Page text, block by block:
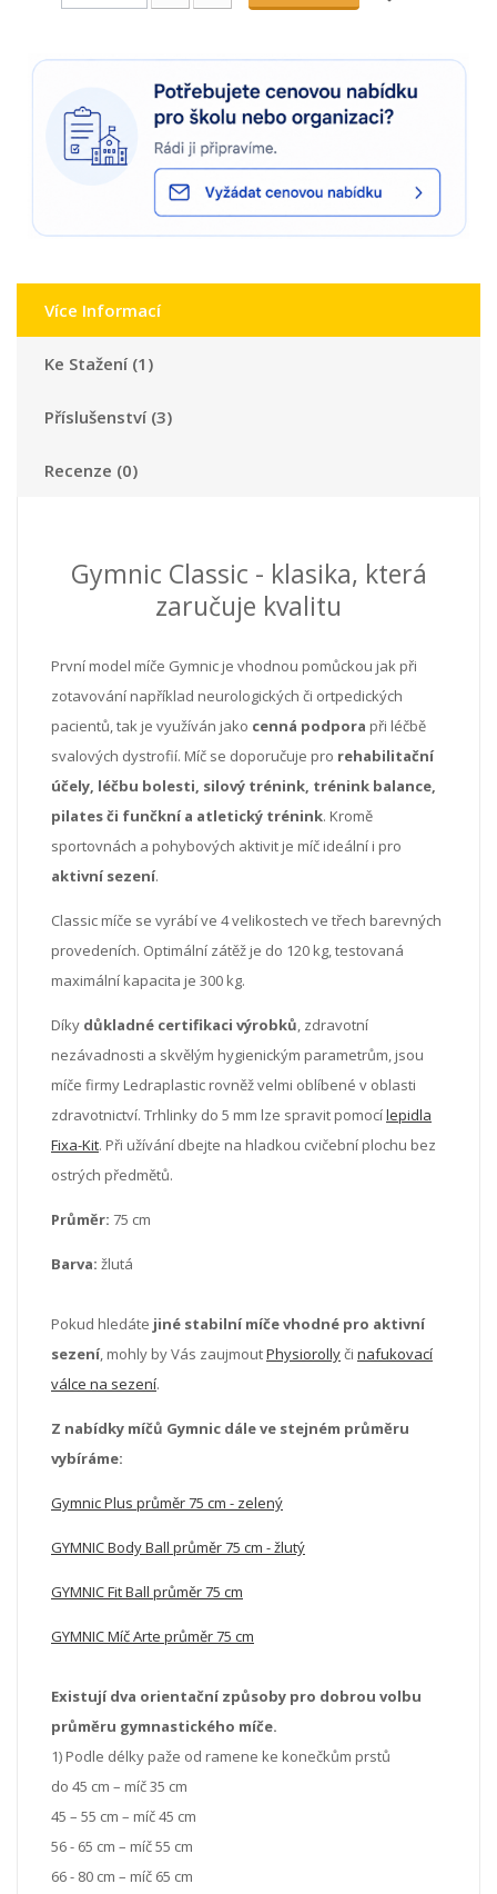
Více Informací
Ke Stažení (1)
Příslušenství (3)
Recenze (0)
Gymnic Classic - klasika, která
zaručuje kvalitu
První model míče Gymnic je vhodnou pomůckou jak při
zotavování například neurologických či ortpedických
pacientů, tak je využíván jako cenná podpora při léčbě
svalových dystrofií. Míč se doporučuje pro rehabilitační
účely, léčbu bolesti, silový trénink, trénink balance,
pilates či funčkní a atletický trénink. Kromě
sportovnách a pohybových aktivit je míč ideální i pro
aktivní sezení.
Classic míče se vyrábí ve 4 velikostech ve třech barevných
provedeních. Optimální zátěž je do 120 kg, testovaná
maximální kapacita je 300 kg.
Díky důkladné certifikaci výrobků , zdravotní
nezávadnosti a skvělým hygienickým parametrům, jsou
míče firmy Ledraplastic rovněž velmi oblíbené v oblasti
zdravotnictví. Trhlinky do 5 mm lze spravit pomocílepidla
Fixa-Kit. Při užívání dbejte na hladkou cvičební plochu bez
ostrých předmětů.
Průměr: 75 cm
Barva: žlutá
Pokud hledáte jiné stabilní míče vhodné pro aktivní
sezení, mohly by Vás zaujmoutPhysiorollyči nafukovací
válce na sezení.
Z nabídky míčů Gymnic dále ve stejném průměru
vybíráme:
Gymnic Plus průměr 75 cm - zelený
GYMNIC Body Ball průměr 75 cm - žlutý
GYMNIC Fit Ball průměr 75 cm
GYMNIC Míč Arte průměr 75 cm
Existují dva orientační způsoby pro dobrou volbu
průměru gymnastického míče.
1) Podle délky paže od ramene ke konečkům prstů
do 45 cm – míč 35 cm
45 – 55 cm – míč 45 cm
56 - 65 cm – míč 55 cm
66 - 80 cm – míč 65 cm